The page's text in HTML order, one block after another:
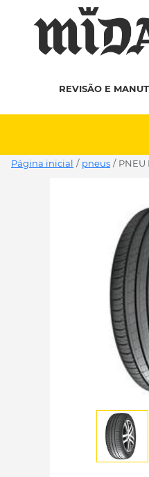
REVISÃO E
Página inicial / pneus /